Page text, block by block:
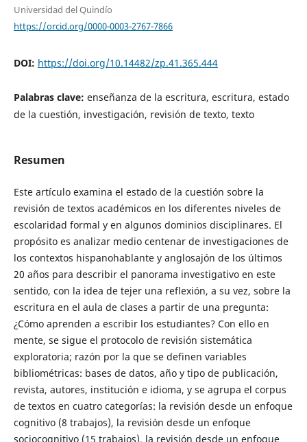
Universidad del Quindío
https://orcid.org/0000-0003-2767-7866
DOI: https://doi.org/10.14482/zp.41.365.444
Palabras clave: enseñanza de la escritura, escritura, estado
de la cuestión, investigación, revisión de texto, texto
Resumen
Este artículo examina el estado de la cuestión sobre la
revisión de textos académicos en los diferentes niveles de
escolaridad formal y en algunos dominios disciplinares. El
propósito es analizar medio centenar de investigaciones de
los contextos hispanohablante y anglosajón de los últimos
20 años para describir el panorama investigativo en este
sentido, con la idea de tejer una reflexión, a su vez, sobre la
escritura en el aula de clases a partir de una pregunta:
¿Cómo aprenden a escribir los estudiantes? Con ello en
mente, se sigue el protocolo de revisión sistemática
exploratoria; razón por la que se definen variables
bibliométricas: bases de datos, año y tipo de publicación,
revista, autores, institución e idioma, y se agrupa el corpus
de textos en cuatro categorías: la revisión desde un enfoque
cognitivo (8 trabajos), la revisión desde un enfoque
sociocognitivo (15 trabajos), la revisión desde un enfoque